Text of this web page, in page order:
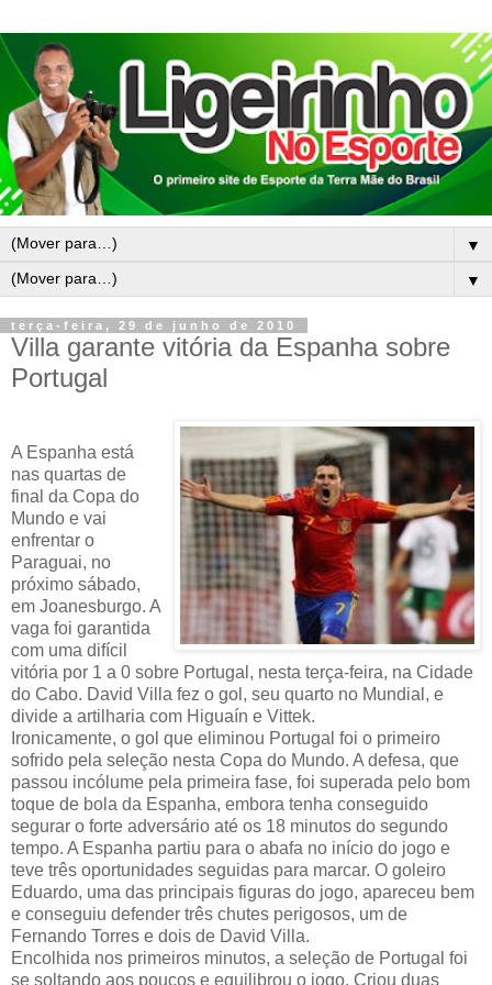
▼
▼
terça-feira, 29 de junho de 2010
Villa garante vitória da Espanha sobre
Portugal
A Espanha está
nas quartas de
final da Copa do
Mundo e vai
enfrentar o
Paraguai, no
próximo sábado,
em Joanesburgo. A
vaga foi garantida
com uma difícil
vitória por 1 a 0 sobre Portugal, nesta terça-feira, na Cidade
do Cabo. David Villa fez o gol, seu quarto no Mundial, e
divide a artilharia com Higuaín e Vittek.
Ironicamente, o gol que eliminou Portugal foi o primeiro
sofrido pela seleção nesta Copa do Mundo. A defesa, que
passou incólume pela primeira fase, foi superada pelo bom
toque de bola da Espanha, embora tenha conseguido
segurar o forte adversário até os 18 minutos do segundo
tempo. A Espanha partiu para o abafa no início do jogo e
teve três oportunidades seguidas para marcar. O goleiro
Eduardo, uma das principais figuras do jogo, apareceu bem
e conseguiu defender três chutes perigosos, um de
Fernando Torres e dois de David Villa.
Encolhida nos primeiros minutos, a seleção de Portugal foi
se soltando aos poucos e equilibrou o jogo. Criou duas